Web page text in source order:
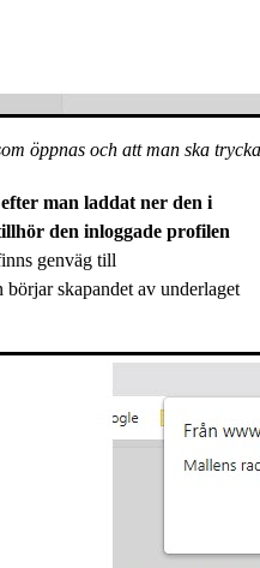
öppnas och att man ska
man laddat ner den i
den inloggade profilen
genväg till
skapandet av underlaget